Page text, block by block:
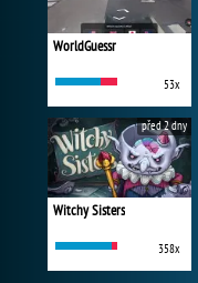
WorldGuessr
53x
Witchy Sisters
358x
před 2 dny